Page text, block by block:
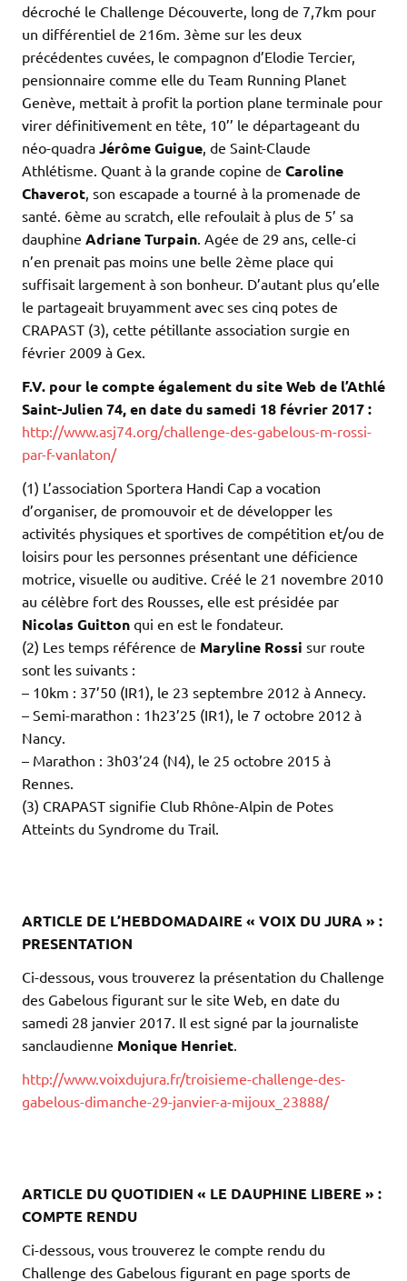
décroché le Challenge Découverte, long de 7,7km pour
un différentiel de 216m. 3ème sur les deux
précédentes cuvées, le compagnon d’Elodie Tercier,
pensionnaire comme elle du Team Running Planet
Genève, mettait à profit la portion plane terminale pour
virer définitivement en tête, 10’’ le départageant du
néo-quadra Jérôme Guigue, de Saint-Claude
Athlétisme. Quant à la grande copine de Caroline
Chaverot, son escapade a tourné à la promenade de
santé. 6ème au scratch, elle refoulait à plus de 5’ sa
dauphine Adriane Turpain. Agée de 29 ans, celle-ci
n’en prenait pas moins une belle 2ème place qui
suffisait largement à son bonheur. D’autant plus qu’elle
le partageait bruyamment avec ses cinq potes de
CRAPAST (3), cette pétillante association surgie en
février 2009 à Gex.
F.V. pour le compte également du site Web de l’Athlé
Saint-Julien 74, en date du samedi 18 février 2017 :
http://www.asj74.org/challenge-des-gabelous-m-rossi-
par-f-vanlaton/
(1) L’association Sportera Handi Cap a vocation
d’organiser, de promouvoir et de développer les
activités physiques et sportives de compétition et/ou de
loisirs pour les personnes présentant une déficience
motrice, visuelle ou auditive. Créé le 21 novembre 2010
au célèbre fort des Rousses, elle est présidée par
Nicolas Guitton qui en est le fondateur.
(2) Les temps référence de Maryline Rossi sur route
sont les suivants :
– 10km : 37’50 (IR1), le 23 septembre 2012 à Annecy.
– Semi-marathon : 1h23’25 (IR1), le 7 octobre 2012 à
Nancy.
– Marathon : 3h03’24 (N4), le 25 octobre 2015 à
Rennes.
(3) CRAPAST signifie Club Rhône-Alpin de Potes
Atteints du Syndrome du Trail.
ARTICLE DE L’HEBDOMADAIRE « VOIX DU JURA » :
PRESENTATION
Ci-dessous, vous trouverez la présentation du Challenge
des Gabelous figurant sur le site Web, en date du
samedi 28 janvier 2017. Il est signé par la journaliste
sanclaudienne Monique Henriet.
http://www.voixdujura.fr/troisieme-challenge-des-
gabelous-dimanche-29-janvier-a-mijoux_23888/
ARTICLE DU QUOTIDIEN « LE DAUPHINE LIBERE » :
COMPTE RENDU
Ci-dessous, vous trouverez le compte rendu du
Challenge des Gabelous figurant en page sports de